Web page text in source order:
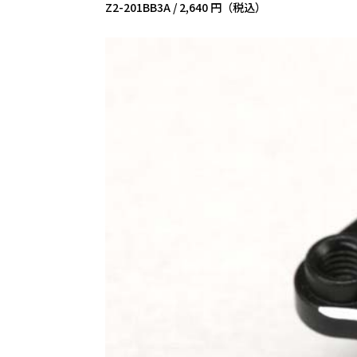
Z2-201BB3A / 2,640 円（税込）